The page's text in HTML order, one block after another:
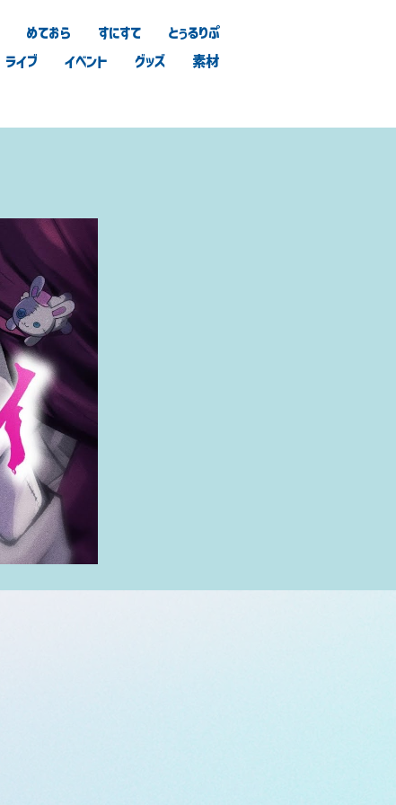
めておら すにすて
とぅるりぷ
ライブ イベント グッズ 素材